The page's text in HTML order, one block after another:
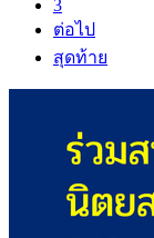
3
ต่อไป
สุดท้าย